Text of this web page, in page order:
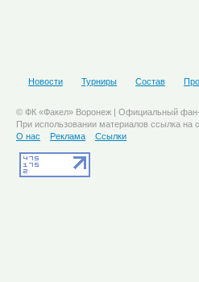
Новости Турниры Состав
© ФК «Факел» Воронеж | Официальный
При использовании материалов ссылка на
О нас
Реклама Ссылки